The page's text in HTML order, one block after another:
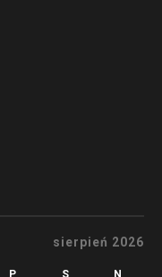
sierpień 2026
P S N